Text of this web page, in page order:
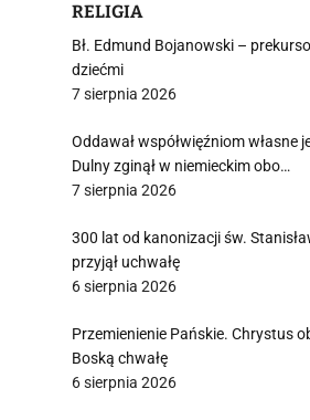
RELIGIA
Bł. Edmund Bojanowski –
dziećmi
7 sierpnia 2026
Oddawał współwięźniom własne
Dulny zginął w niemieckim obo…
7 sierpnia 2026
300 lat od kanonizacji św.
przyjął uchwałę
6 sierpnia 2026
Przemienienie Pańskie. Chrystus
Boską chwałę
6 sierpnia 2026